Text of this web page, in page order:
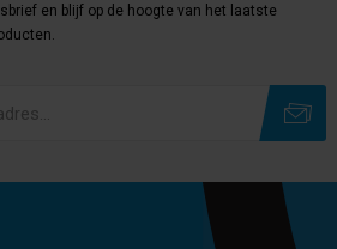
en blijf op de hoogte van het laatste